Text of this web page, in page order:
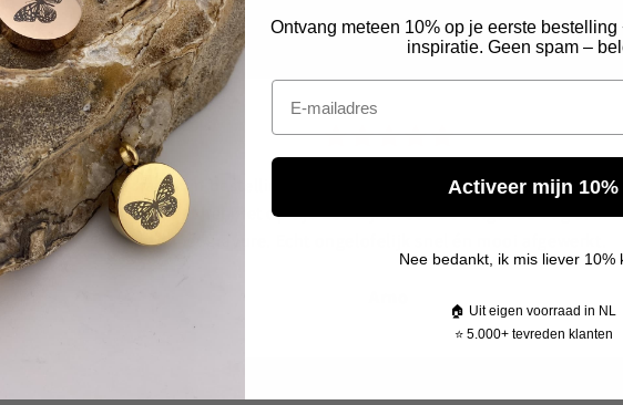
Geverifieerde reviews
Ik had mijn bestelling last minute nodig voor een herdenking en
bang dat het niet op tijd zou zijn. Toch de volgende dag al in
mét gravure. Echt ongelofelijk snel én mooi afgewerkt.
Ontvang meteen 10% op je eerste
inspiratie. Geen spam –
Email
Activeer mijn 10%
Nee bedankt, ik mis liever 10%
🏠 Uit eigen voorraad in NL
⭐ 5.000+ tevreden klanten